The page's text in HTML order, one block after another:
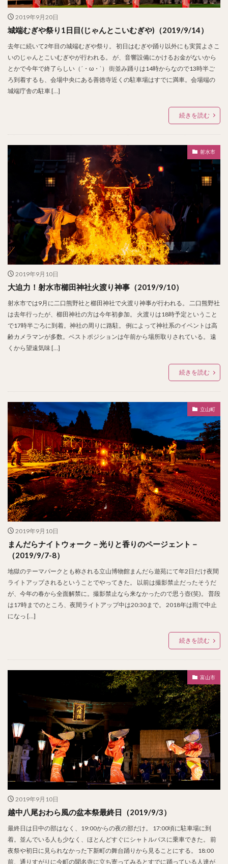
2019年9月20日
城端むぎや祭り1日目(じゃんとこいむぎや)（2019/9/14）
去年に続いて2年目の城端むぎや祭り。 初日はむぎや踊り以外にも実質よさこ
いのじゃんとこいむぎやが行われる。 が、音響設備にかけるお金がないから
とかで今年で終了らしい（´・ω・`） 街並み踊りは14時からなので13時半ご
ろ到着するも、会場中央にある善徳寺近くの駐車場はすでに満車。会場端の
城端庁舎の駐車 […]
続きを読む
射水市
2019年9月10日
大迫力！射水市櫛田神社火渡り神事（2019/9/10）
射水市では9月に二口熊野社と櫛田神社で火渡り神事が行われる。 二口熊野社
は去年行ったが、櫛田神社の方は今年初参加。 火渡りは18時予定ということ
で17時半ごろに到着。神社の周りに路駐。 例によって神社系のイベントは高
齢カメラマンが多数。ベストポジションは午前から場所取りされている。 遠
くから望遠気味 […]
続きを読む
立山町
2019年9月10日
まんだらナイトウォーク－光りと香りのページェント－
（2019/9/7-8）
地獄のテーマパークとも称される立山博物館まんだら遊苑にて年2日だけ夜間
ライトアップされるということでやってきた。 以前は撮影禁止だったそうだ
が、今年の春から全面解禁に。撮影禁止なら来なかったので思う壺(笑)。 普段
は17時までのところ、夜間ライトアップ中は20:30まで。 2018年は雨で中止
になっ […]
続きを読む
富山市
2019年9月10日
越中八尾おわら風の盆本祭最終日（2019/9/3）
最終日は日中の部はなく、19:00からの夜の部だけ。 17:00頃に駐車場に到
着。並んでいる人も少なく、ほとんどすぐにシャトルバスに乗車できた。 前
夜祭や初日に見られなかった下新町の舞台踊りから見ることにする。 18:00
前、通りすがりに今町の聞名寺に立ち寄ってみるとすでに踊っている人達が